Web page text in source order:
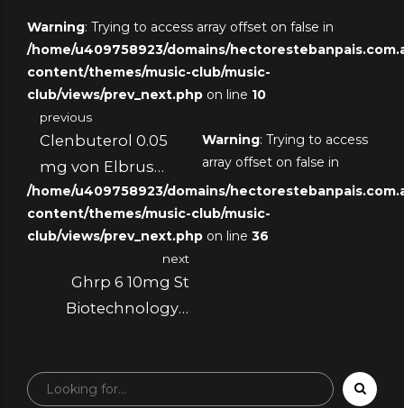
Warning: Trying to access array offset on false in
/home/u409758923/domains/
content/themes/music-club/music-
club/views/prev_next.php on line 10
previous
Clenbuterol 0.05
mg von Elbrus
Pharmaceuticals:
Wirkung und
Anwendung
Warning: Trying to access
array offset on false in
/home/u409758923/domains/
content/themes/music-club/music-
club/views/prev_next.php on line 36
next
Ghrp 6 10mg St
Biotechnology –